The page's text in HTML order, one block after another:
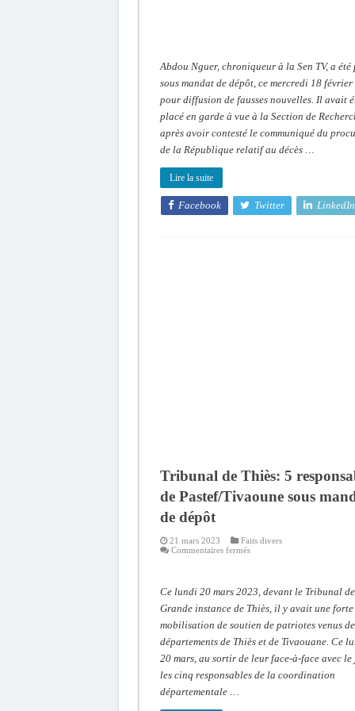
Abdou Nguer, chroniqueur à la Sen TV, a été
sous mandat de dépôt, ce mercredi 18 février
pour diffusion de fausses nouvelles. Il avait
placé en garde à vue à la Section de
après avoir contesté le communiqué du
de la République relatif au décès …
Lire la suite
Facebook Twitter LinkedIn
Tribunal de Thiès: 5
de Pastef/Tivaoune sous
de dépôt
21 mars 2023
Faits divers
Commentaires ferméssur
5
responsables
de
Pastef/Tivaoune
sous
de
dépôt
Ce lundi 20 mars 2023, devant le Tribunal de
Grande instance de Thiès, il y avait une forte
mobilisation de soutien de patriotes venus
départements de Thiès et de Tivaouane. Ce
20 mars, au sortir de leur face-à-face avec le
les cinq responsables de la coordination
départementale …